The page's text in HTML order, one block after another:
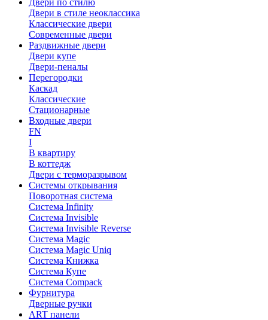
Двери по стилю
Двери в стиле неоклассика
Классические двери
Современные двери
Раздвижные двери
Двери купе
Двери-пеналы
Перегородки
Каскад
Классические
Стационарные
Входные двери
FN
I
В квартиру
В коттедж
Двери с терморазрывом
Системы открывания
Поворотная система
Система Infinity
Система Invisible
Система Invisible Reverse
Система Magic
Система Magic Uniq
Система Книжка
Система Купе
Система Compack
Фурнитура
Дверные ручки
ART панели